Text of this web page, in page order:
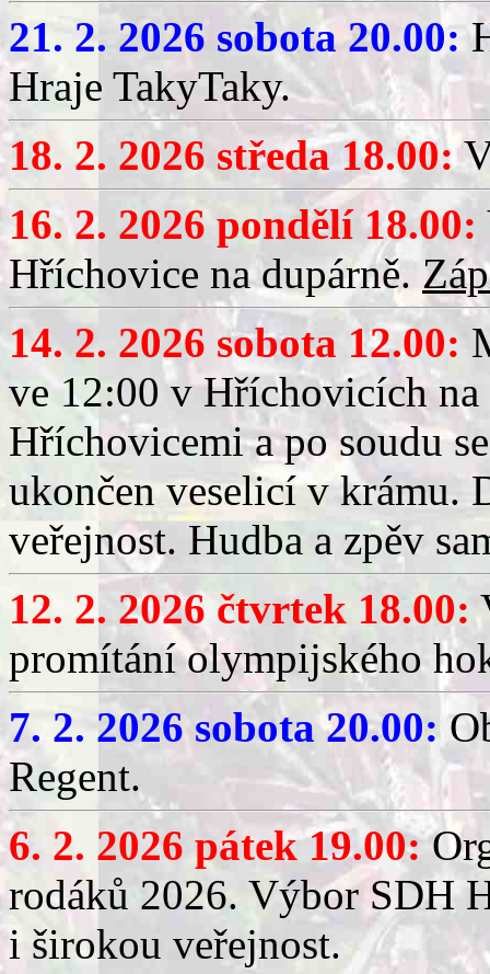
21. 2. 2026 sobota 20.00:
Hraje TakyTaky.
18. 2. 2026 středa 18.00:
16. 2. 2026 pondělí 18.00:
Hříchovice na dupárně.
14. 2. 2026 sobota 12.00:
ve 12:00 v Hříchovicích
Hříchovicemi a po soudu
ukončen veselicí v krámu.
veřejnost. Hudba a zpěv
12. 2. 2026 čtvrtek 18.00:
promítání olympijského
7. 2. 2026 sobota 20.00:
Regent.
6. 2. 2026 pátek 19.00:
rodáků 2026. Výbor SDH
i širokou veřejnost.